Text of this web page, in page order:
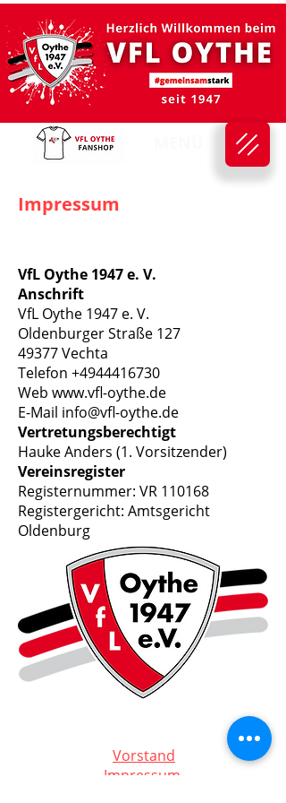
Impressum
VfL Oythe 1947 e. V.
Anschrift
VfL Oythe 1947 e. V.
Oldenburger Straße 127
49377 Vechta
Telefon +4944416730
Web www.vfl-oythe.de
E-Mail info@vfl-oythe.de
Vertretungsberechtigt
Hauke Anders (1. Vorsitzender)
Vereinsregister
Registernummer: VR 110168
Registergericht: Amtsgericht
Oldenburg
Vorstand
Impressum